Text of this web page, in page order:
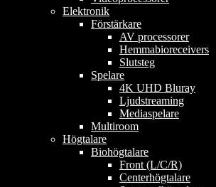
Elektronik
Förstärkare
AV processorer
Hemmabioreceivers
Slutsteg
Spelare
4K UHD Bluray
Ljudstreaming
Mediaspelare
Multiroom
Högtalare
Biohögtalare
Front (L/C/R)
Centerhögtalare